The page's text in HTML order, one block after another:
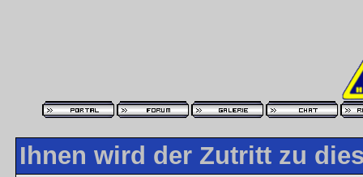
Ihnen wird der Zutritt zu